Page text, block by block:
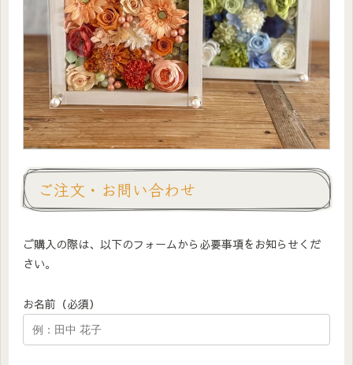
ご注文・お問い合わせ
ご購入の際は、以下のフォームから必要事項をお知らせくだ
さい。
お名前（必須）